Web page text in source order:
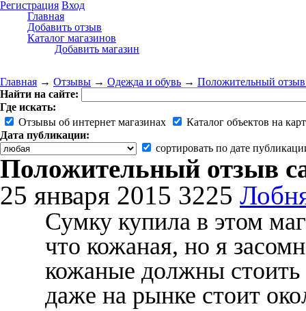
Регистрация Вход
Главная
Добавить отзыв
Каталог магазинов
Добавить магазин
Главная → Отзывы → Одежда и обувь → Положительный отзыв
Найти на сайте:
Где искать:
Отзывы об интернет магазинах
Каталог объектов на
Дата публикации:
сортировать по дате
Положительный отзыв
25 января 2015 3225
Сумку купила в этом
что кожаная, но я
кожаные должны
даже на рынке стоит